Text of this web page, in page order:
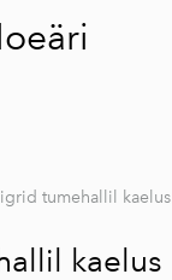
Vaata ostukorvi
tumehallil kaelus
kaelus